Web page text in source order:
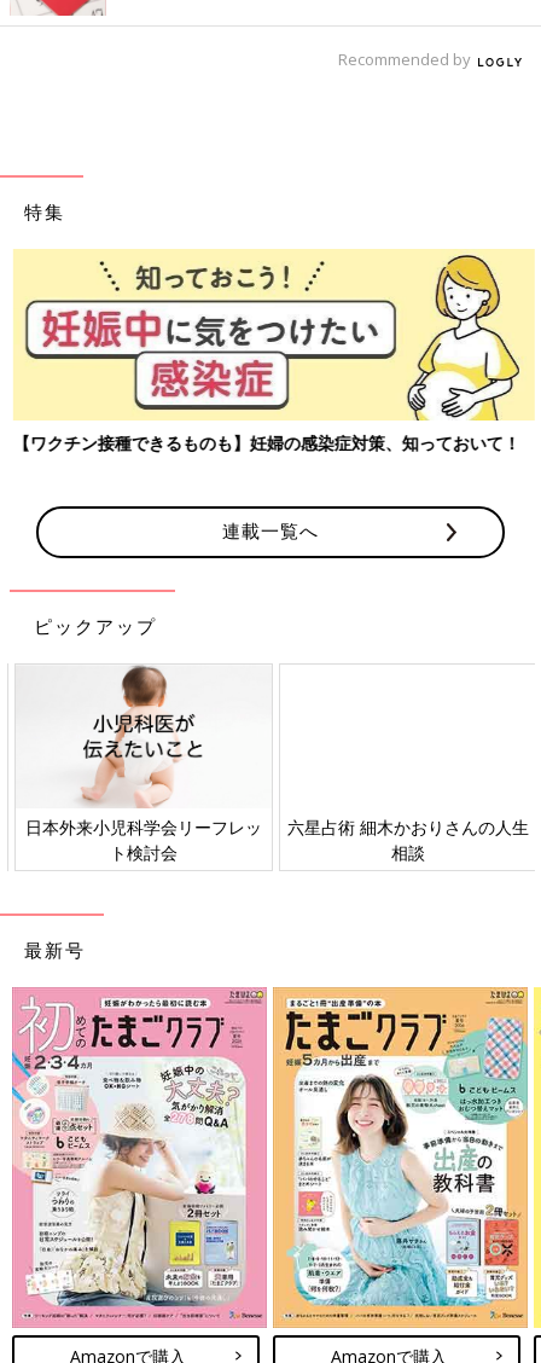
Recommended by
特集
【ワクチン接種できるものも】妊婦の感染症対策、知っておいて！
連載一覧へ
ピックアップ
日本外来小児科学会リーフレッ
ト検討会
六星占術 細木かおりさんの人生
相談
最新号
Amazonで購入 Amazonで購入